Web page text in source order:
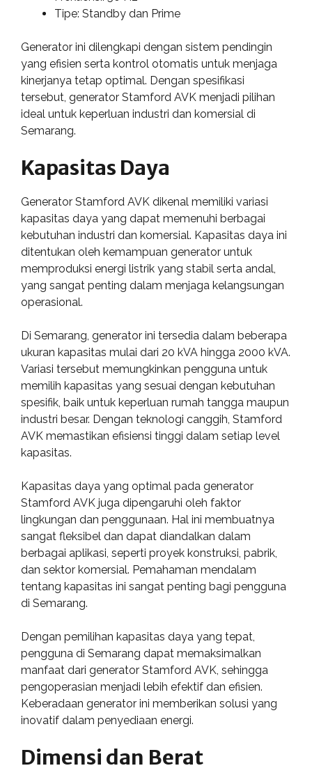
Tipe: Standby dan Prime
Generator ini dilengkapi dengan sistem pendingin
yang efisien serta kontrol otomatis untuk menjaga
kinerjanya tetap optimal. Dengan spesifikasi
tersebut, generator Stamford AVK menjadi pilihan
ideal untuk keperluan industri dan komersial di
Semarang.
Kapasitas Daya
Generator Stamford AVK dikenal memiliki variasi
kapasitas daya yang dapat memenuhi berbagai
kebutuhan industri dan komersial. Kapasitas daya ini
ditentukan oleh kemampuan generator untuk
memproduksi energi listrik yang stabil serta andal,
yang sangat penting dalam menjaga kelangsungan
operasional.
Di Semarang, generator ini tersedia dalam beberapa
ukuran kapasitas mulai dari 20 kVA hingga 2000 kVA.
Variasi tersebut memungkinkan pengguna untuk
memilih kapasitas yang sesuai dengan kebutuhan
spesifik, baik untuk keperluan rumah tangga maupun
industri besar. Dengan teknologi canggih, Stamford
AVK memastikan efisiensi tinggi dalam setiap level
kapasitas.
Kapasitas daya yang optimal pada generator
Stamford AVK juga dipengaruhi oleh faktor
lingkungan dan penggunaan. Hal ini membuatnya
sangat fleksibel dan dapat diandalkan dalam
berbagai aplikasi, seperti proyek konstruksi, pabrik,
dan sektor komersial. Pemahaman mendalam
tentang kapasitas ini sangat penting bagi pengguna
di Semarang.
Dengan pemilihan kapasitas daya yang tepat,
pengguna di Semarang dapat memaksimalkan
manfaat dari generator Stamford AVK, sehingga
pengoperasian menjadi lebih efektif dan efisien.
Keberadaan generator ini memberikan solusi yang
inovatif dalam penyediaan energi.
Dimensi dan Berat